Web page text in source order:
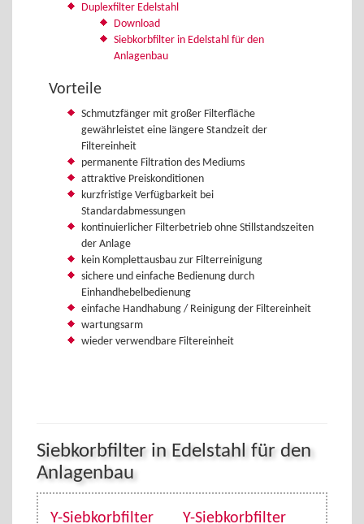
Duplexfilter Edelstahl
Download
Siebkorbfilter in Edelstahl für den
Anlagenbau
Vorteile
Schmutzfänger mit großer Filterfläche
gewährleistet eine längere Standzeit der
Filtereinheit
permanente Filtration des Mediums
attraktive Preiskonditionen
kurzfristige Verfügbarkeit bei
Standardabmessungen
kontinuierlicher Filterbetrieb ohne Stillstandszeiten
der Anlage
kein Komplettausbau zur Filterreinigung
sichere und einfache Bedienung durch
Einhandhebelbedienung
einfache Handhabung / Reinigung der Filtereinheit
wartungsarm
wieder verwendbare Filtereinheit
Siebkorbfilter in Edelstahl für den
Anlagenbau
Y-Siebkorbfilter
Y-Siebkorbfilter